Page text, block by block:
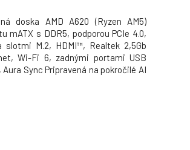
doska AMD A620 (Ryzen AM5)
mATX s DDR5, podporou PCIe 4.0,
slotmi M.2, HDMI™, Realtek 2,5Gb
Wi-Fi 6, zadnými portami USB
Aura Sync Pripravená na pokročilé AI